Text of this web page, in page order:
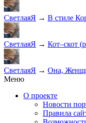
СветлаяЯ → В стиле
СветлаяЯ → Кот–скот
СветлаяЯ → Она,
Меню
О проекте
Новости
Правила